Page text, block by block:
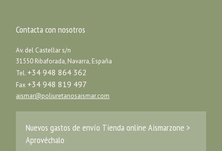
Contacta con nosotros
Av. del Castellar s/n
31550 Ribaforada, Navarra, España
Tel. +34 948 864 362
Fax +34 948 819 497
aismar@poliuretanosaismar.com
Nuevos gastos de envío Tienda online Aismarzone >
Aprovéchalo